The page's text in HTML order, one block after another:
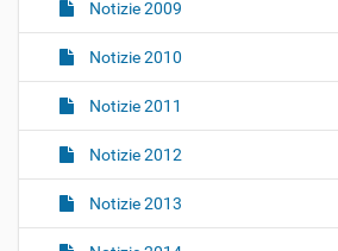
Notizie 2009
Notizie 2010
Notizie 2011
Notizie 2012
Notizie 2013